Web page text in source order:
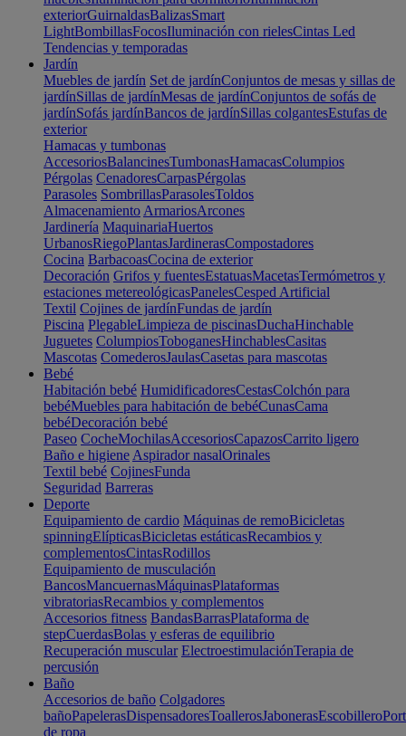
exteriorGuirnaldasBalizasSmart
LightBombillasFocosIluminación con rielesCintas Led
Tendencias y temporadas
Jardín
Muebles de jardín Set de jardínConjuntos de mesas y sillas de
jardínSillas de jardínMesas de jardínConjuntos de sofás de
jardínSofás jardínBancos de jardínSillas colgantesEstufas de
exterior
Hamacas y tumbonas
AccesoriosBalancinesTumbonasHamacasColumpios
Pérgolas CenadoresCarpasPérgolas
Parasoles SombrillasParasolesToldos
Almacenamiento ArmariosArcones
Jardinería MaquinariaHuertos
UrbanosRiegoPlantasJardinerasCompostadores
Cocina BarbacoasCocina de exterior
Decoración Grifos y fuentesEstatuasMacetasTermómetros y
estaciones metereológicasPanelesCesped Artificial
Textil Cojines de jardínFundas de jardín
Piscina PlegableLimpieza de piscinasDuchaHinchable
Juguetes ColumpiosToboganesHinchablesCasitas
Mascotas ComederosJaulasCasetas para mascotas
Bebé
Habitación bebé HumidificadoresCestasColchón para
bebéMuebles para habitación de bebéCunasCama
bebéDecoración bebé
Paseo CocheMochilasAccesoriosCapazosCarrito ligero
Baño e higiene Aspirador nasalOrinales
Textil bebé CojinesFunda
Seguridad Barreras
Deporte
Equipamiento de cardio Máquinas de remoBicicletas
spinningElípticasBicicletas estáticasRecambios y
complementosCintasRodillos
Equipamiento de musculación
BancosMancuernasMáquinasPlataformas
vibratoriasRecambios y complementos
Accesorios fitness BandasBarrasPlataforma de
stepCuerdasBolas y esferas de equilibrio
Recuperación muscular ElectroestimulaciónTerapia de
percusión
Baño
Accesorios de baño Colgadores
bañoPapelerasDispensadoresToallerosJabonerasEscobillero
de ropa